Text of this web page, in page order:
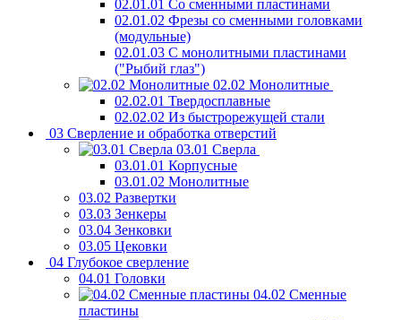
02.01.01 Со сменными пластинами
02.01.02 Фрезы со сменными головками
(модульные)
02.01.03 С монолитными пластинами
("Рыбий глаз")
02.02 Монолитные
02.02.01 Твердосплавные
02.02.02 Из быстрорежущей стали
03 Сверление и обработка отверстий
03.01 Сверла
03.01.01 Корпусные
03.01.02 Монолитные
03.02 Развертки
03.03 Зенкеры
03.04 Зенковки
03.05 Цековки
04 Глубокое сверление
04.01 Головки
04.02 Сменные
пластины